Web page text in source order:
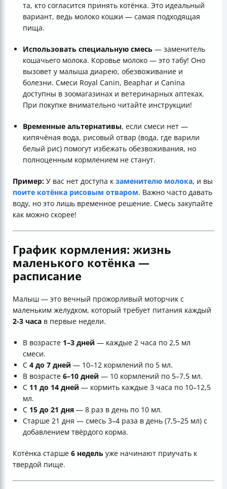
та, кто согласится принять котёнка. Это идеальный
вариант, ведь молоко кошки — самая подходящая
пища.
Использовать специальную смесь — заменитель
кошачьего молока. Коровье молоко — это табу! Оно
вызовет у малыша диарею, обезвоживание и
болезни. Смеси Royal Canin, Beaphar и Canina
доступны в зоомагазинах и ветеринарных аптеках.
При покупке внимательно читайте инструкции!
Временные альтернативы, если смеси нет —
кипячёная вода, рисовый отвар (вода, где варили
белый рис) помогут избежать обезвоживания, но
полноценным кормлением не станут.
Пример: У вас нет доступа к заменителю молока, и вы
поите котёнка рисовым отваром. Важно часто давать
воду, но это лишь временное решение. Смесь закупайте
как можно скорее!
График кормления: жизнь
маленького котёнка —
расписание
Малыш — это вечный прожорливый моторчик с
маленьким желудком, который требует питания каждый
2-3 часа в первые недели.
В возрасте 1–3 дней — каждые 2 часа по 2,5 мл
смеси.
С 4 до 7 дней — 10–12 кормлений по 5 мл.
В возрасте 6–10 дней — 10 кормлений по 5–7,5 мл.
С 11 до 14 дней — кормить каждые 3 часа по 10–12,5
мл.
С 15 до 21 дня — 8 раз в день по 10 мл.
Старше 21 дня — смесь 3–4 раза в день (7,5–25 мл) с
добавлением твёрдого корма.
Котёнка старше 6 недель уже начинают приучать к
твердой пище.